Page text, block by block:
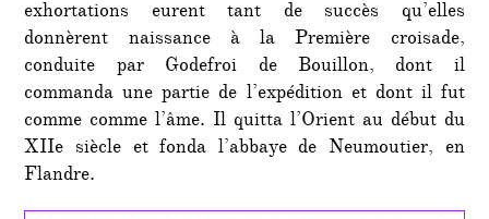
exhortations eurent tant de succès qu’elles
donnèrent naissance à la Première croisade,
conduite par Godefroi de Bouillon, dont il
commanda une partie de l’expédition et dont il fut
comme comme l’âme. Il quitta l’Orient au début du
XIIe siècle et fonda l’abbaye de Neumoutier, en
Flandre.